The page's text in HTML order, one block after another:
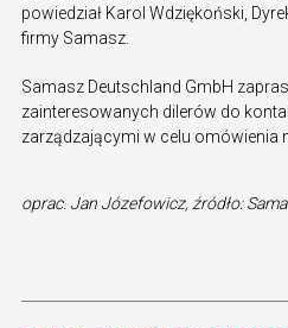
powiedział Karol Wdziękoński,
firmy Samasz.
Samasz Deutschland GmbH
zainteresowanych dilerów do
zarządzającymi w celu omówienia
oprac. Jan Józefowicz, źródło: